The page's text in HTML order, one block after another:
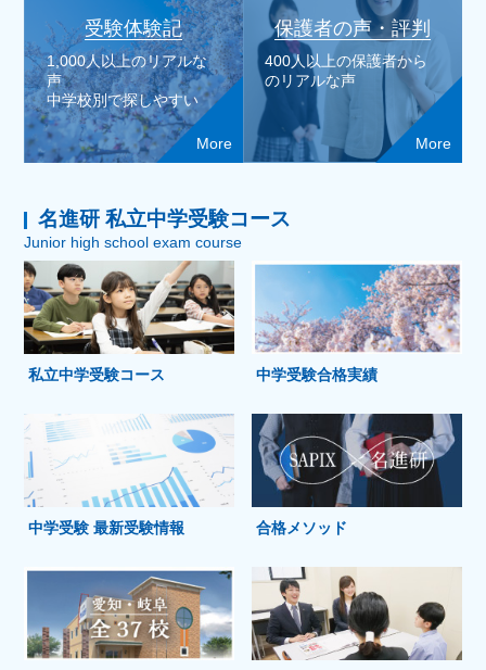
受験体験記
1,000人以上のリアルな
声
中学校別で探しやすい
More
保護者の声・評判
400人以上の保護者から
のリアルな声
More
名進研 私立中学受験コース
Junior high school exam course
私立中学受験コース 中学受験合格実績
中学受験 最新受験情報 合格メソッド